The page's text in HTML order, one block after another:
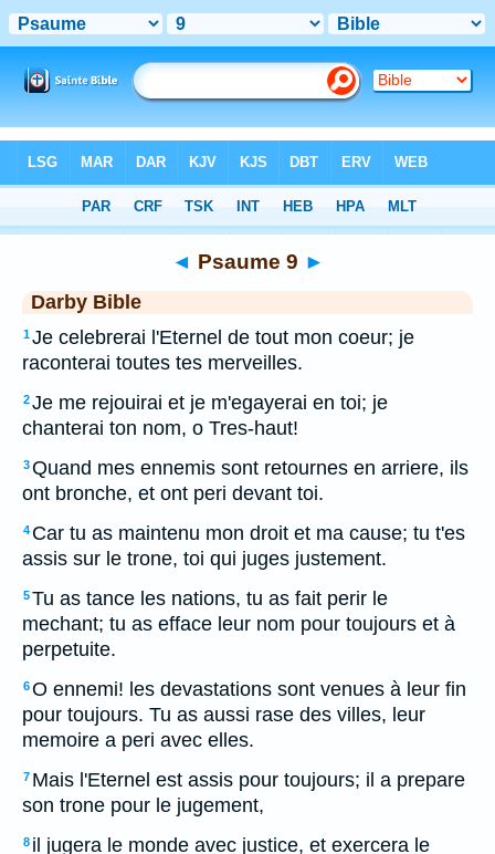
> Psaume 9
◄ Psaume 9 ►
Darby Bible
1Je celebrerai l'Eternel de tout mon coeur; je
raconterai toutes tes merveilles.
2Je me rejouirai et je m'egayerai en toi; je
chanterai ton nom, o Tres-haut!
3Quand mes ennemis sont retournes en arriere, ils
ont bronche, et ont peri devant toi.
4 Car tu as maintenu mon droit et ma cause; tu t'es
assis sur le trone, toi qui juges justement.
5Tu as tance les nations, tu as fait perir le
mechant; tu as efface leur nom pour toujours et à
perpetuite.
6O ennemi! les devastations sont venues à leur fin
pour toujours. Tu as aussi rase des villes, leur
memoire a peri avec elles.
7 Mais l'Eternel est assis pour toujours; il a prepare
son trone pour le jugement,
8 il jugera le monde avec justice, et exercera le